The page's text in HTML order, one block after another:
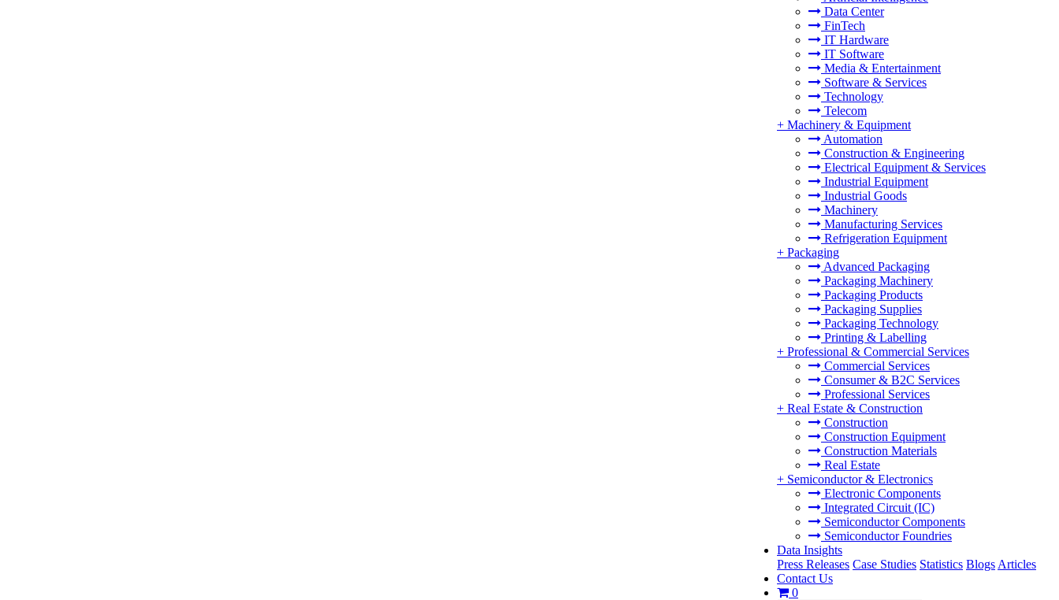
Data Center
FinTech
IT Hardware
IT Software
Media & Entertainment
Software & Services
Technology
Telecom
+ Machinery & Equipment
Automation
Construction & Engineering
Electrical Equipment & Services
Industrial Equipment
Industrial Goods
Machinery
Manufacturing Services
Refrigeration Equipment
+ Packaging
Advanced Packaging
Packaging Machinery
Packaging Products
Packaging Supplies
Packaging Technology
Printing & Labelling
+ Professional & Commercial Services
Commercial Services
Consumer & B2C Services
Professional Services
+ Real Estate & Construction
Construction
Construction Equipment
Construction Materials
Real Estate
+ Semiconductor & Electronics
Electronic Components
Integrated Circuit (IC)
Semiconductor Components
Semiconductor Foundries
Data Insights
Press Releases Case Studies Statistics Blogs Articles
Contact Us
0